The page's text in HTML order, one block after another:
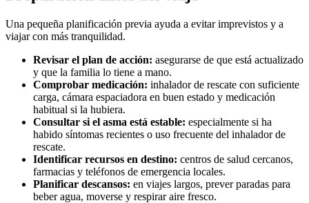
Una pequeña planificación previa ayuda a evitar imprevistos y a
viajar con más tranquilidad.
Revisar el plan de acción: asegurarse de que está actualizado
y que la familia lo tiene a mano.
Comprobar medicación: inhalador de rescate con suficiente
carga, cámara espaciadora en buen estado y medicación
habitual si la hubiera.
Consultar si el asma está estable: especialmente si ha
habido síntomas recientes o uso frecuente del inhalador de
rescate.
Identificar recursos en destino: centros de salud cercanos,
farmacias y teléfonos de emergencia locales.
Planificar descansos: en viajes largos, prever paradas para
beber agua, moverse y respirar aire fresco.